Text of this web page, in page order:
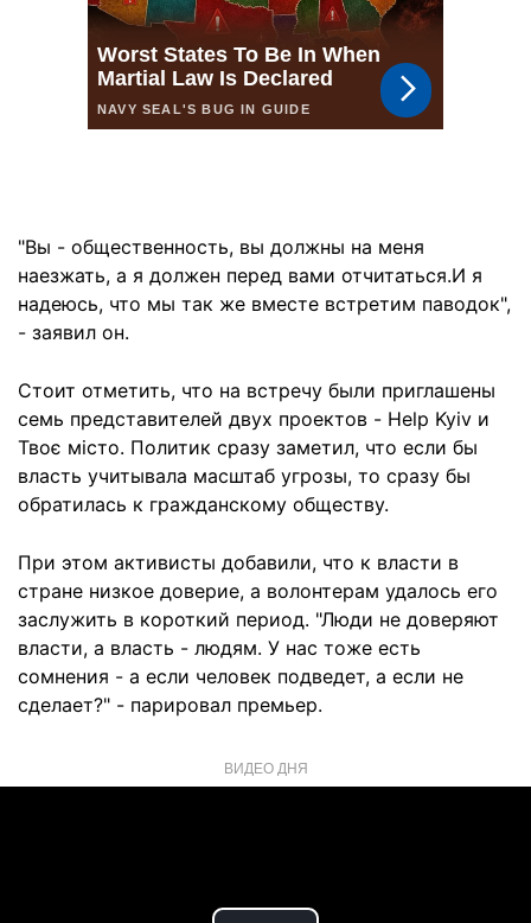
"Вы - общественность, вы должны на меня
наезжать, а я должен перед вами отчитаться.И я
надеюсь, что мы так же вместе встретим паводок",
- заявил он.
Стоит отметить, что на встречу были приглашены
семь представителей двух проектов - Help Kyiv и
Твоє місто. Политик сразу заметил, что если бы
власть учитывала масштаб угрозы, то сразу бы
обратилась к гражданскому обществу.
При этом активисты добавили, что к власти в
стране низкое доверие, а волонтерам удалось его
заслужить в короткий период. "Люди не доверяют
власти, а власть - людям. У нас тоже есть
сомнения - а если человек подведет, а если не
сделает?" - парировал премьер.
ВИДЕО ДНЯ